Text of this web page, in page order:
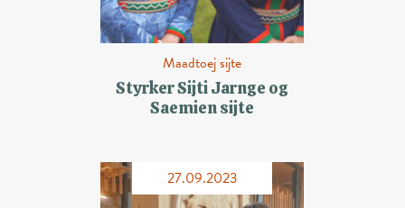
Maadtoej sijte
Styrker Sijti Jarnge og
Saemien sijte
27.09.2023